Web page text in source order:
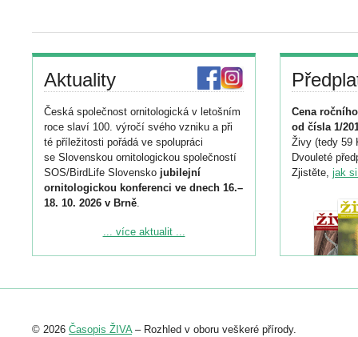
Aktuality
Česká společnost ornitologická v letošním
roce slaví 100. výročí svého vzniku a při
té příležitosti pořádá ve spolupráci
se Slovenskou ornitologickou společností
SOS/BirdLife Slovensko jubilejní
ornitologickou konferenci ve dnech 16.–
18. 10. 2026 v Brně.
Podrobnější informace ke konferenci
Registrovat se můžete do 6. září.
abstraktu přihlášené přednášky nebo
... více aktualit ...
Cena
od čísla 1/
Živy (tedy 59
Dvouleté
Zjistěte, jak
© 2026 Časopis ŽIVA– Rozhled v oboru veškeré přírody.